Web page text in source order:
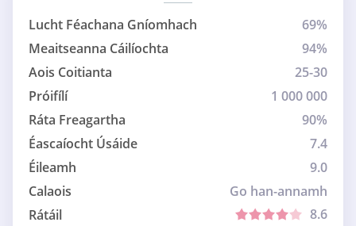
Lucht Féachana Gníomhach
69%
Meaitseanna Cáilíochta
94%
Aois Coitianta
25-30
Próifílí
1 000 000
Ráta Freagartha
90%
Éascaíocht Úsáide
7.4
Éileamh
9.0
Calaois
Go han-annamh
Rátáil
8.6